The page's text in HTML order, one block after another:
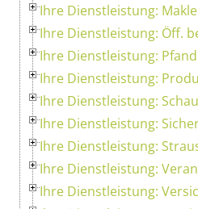
Ihre Dienstleistung:
Ihre Dienstleistung: Öff.
Ihre Dienstleistung:
Ihre Dienstleistung:
Ihre Dienstleistung:
Ihre Dienstleistung:
Ihre Dienstleistung:
Ihre Dienstleistung:
Ihre Dienstleistung: